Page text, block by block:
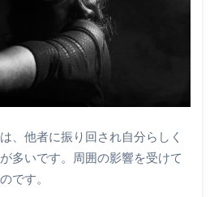
、他者に振り回され自分らしく
多いです。周囲の影響を受けて
です。